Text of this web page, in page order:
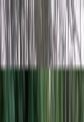
Скидка 5.00% на
Из